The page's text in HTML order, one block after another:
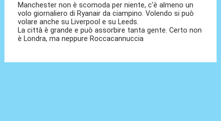
Manchester non è scomoda per niente, c'è almeno un
volo giornaliero di Ryanair da ciampino. Volendo si può
volare anche su Liverpool e su Leeds.
La città è grande e può assorbire tanta gente. Certo non
è Londra, ma neppure Roccacannuccia